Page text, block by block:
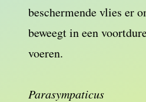
beschermende vlies er
beweegt in een
voeren.
Parasympaticus